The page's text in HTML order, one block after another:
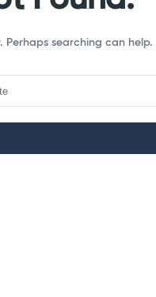
Perhaps searching can help.